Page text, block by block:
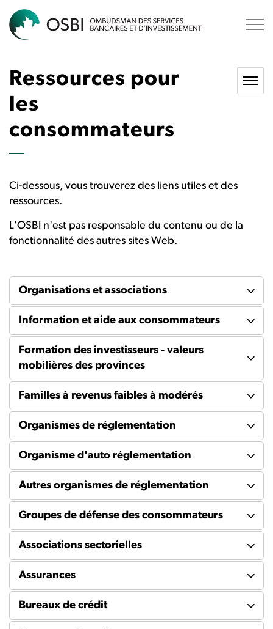
Ressources pour
les
consommateurs
Ci-dessous, vous trouverez des liens utiles et des
ressources.
L'OSBI n'est pas responsable du contenu ou de la
fonctionnalité des autres sites Web.
Organisations et associations
Information et aide aux consommateurs
Formation des investisseurs - valeurs
mobilières des provinces
Familles à revenus faibles à modérés
Organismes de réglementation
Organisme d'auto réglementation
Autres organismes de réglementation
Groupes de défense des consommateurs
Associations sectorielles
Assurances
Bureaux de crédit